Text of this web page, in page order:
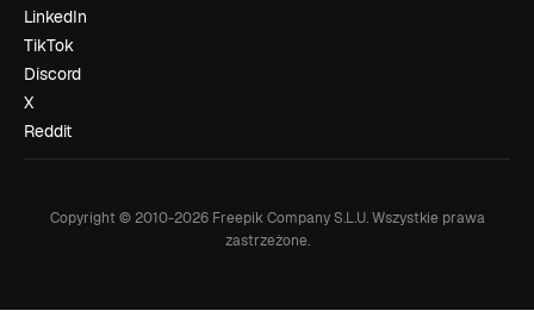
LinkedIn
TikTok
Discord
X
Reddit
Copyright © 2010-2026Freepik Company S.L.U. Wszystkie prawa
zastrzeżone.